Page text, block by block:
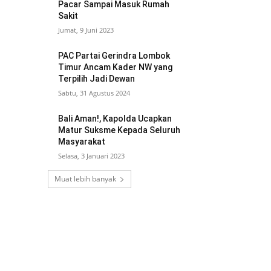
Pacar Sampai Masuk Rumah
Sakit
Jumat, 9 Juni 2023
PAC Partai Gerindra Lombok
Timur Ancam Kader NW yang
Terpilih Jadi Dewan
Sabtu, 31 Agustus 2024
Bali Aman!, Kapolda Ucapkan
Matur Suksme Kepada Seluruh
Masyarakat
Selasa, 3 Januari 2023
Muat lebih banyak